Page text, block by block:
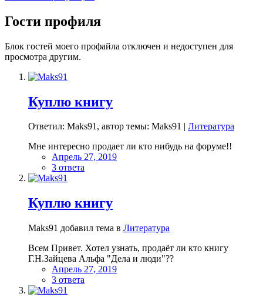
Гости профиля
Блок гостей моего профайла отключен и недоступен для
просмотра другим.
Куплю книгу
Ответил: Maks91, автор темы: Maks91 | Литература
Мне интересно продает ли кто нибудь на форуме!!
Апрель 27, 2019
3 ответа
Куплю книгу
Maks91 добавил тема в Литература
Всем Привет. Хотел узнать, продаёт ли кто книгу
Г.Н.Зайцева Альфа "Дела и люди"??
Апрель 27, 2019
3 ответа